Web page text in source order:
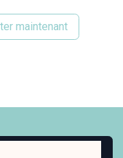
maintenant